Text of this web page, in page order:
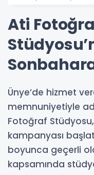
Ati
Ünye’de hizmet
memnuniyetiyle
Fotoğraf
kampanyası
boyunca geçerli
kapsamında